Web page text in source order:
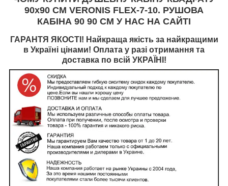
90х90 СМ VERONIS FLEX-7-10. РУШОВА
КАБІНА 90 90 СМ У НАС НА САЙТІ
ГАРАНТЯ ЯКОСТІ! Найкраща якість за найкращими
в Україні цінами! Оплата у разі отримання та
доставка по всій УКРАЇНІ!